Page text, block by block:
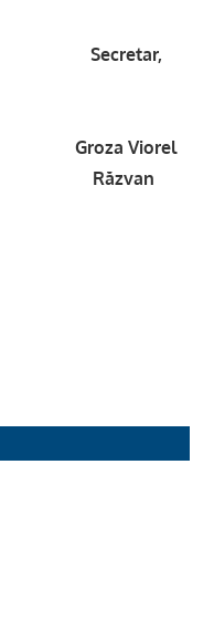
Secretar,
Groza Viorel
Răzvan